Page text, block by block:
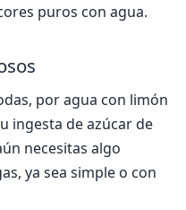
puros con agua.
por agua con limón
ingesta de azúcar de
necesitas algo
ya sea simple o con